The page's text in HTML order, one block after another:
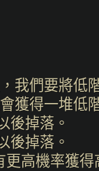
我們要將低
獲得一堆低
後掉落。
後掉落。
高機率獲